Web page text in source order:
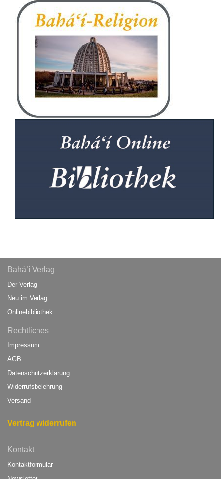
Bahá’í Verlag
Der Verlag
Neu im Verlag
Onlinebibliothek
Rechtliches
Impressum
AGB
Datenschutzerklärung
Widerrufsbelehrung
Versand
Vertrag widerrufen
Kontakt
Kontaktformular